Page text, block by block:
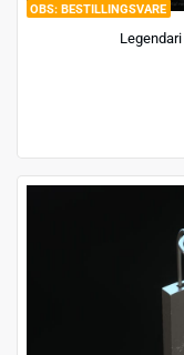
BESTILLINGSVARE